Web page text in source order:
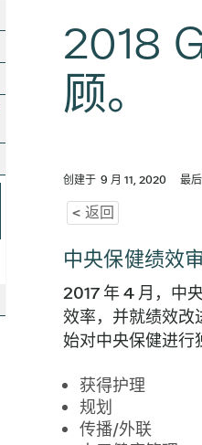
2018
顾。
创建于 9 月 11, 2020 最
< 返回
中央保健绩效
2017 年 4 月，中
效率，并就绩效改
始对中央保健进行
获得护理
规划
传播/外联